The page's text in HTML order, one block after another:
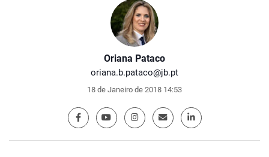
Oriana Pataco
oriana.b.pataco@jb.pt
18 de Janeiro de 2018 14:53